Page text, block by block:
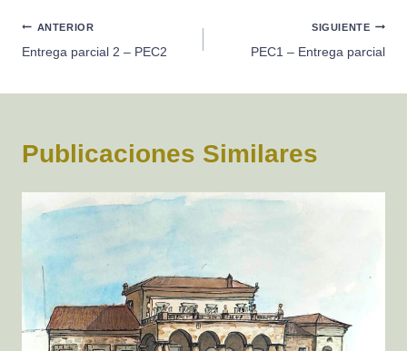
Navegación
de
entradas
ANTERIOR
Entrega parcial 2 – PEC2
SIGUIENTE
PEC1 – Entrega parcial
Publicaciones Similares